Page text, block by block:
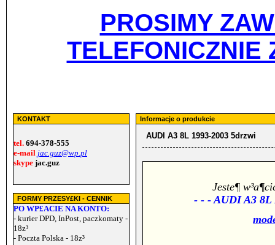
PROSIMY
TELEFONICZNIE
KONTAKT
tel. 694-378-555
e-mail jac.guz@wp.pl
skype jac.guz
FORMY PRZESY£KI - CENNIK
PO WP£ACIE NA KONTO:
- kurier DPD, InPost, paczkomaty -
18z³
- Poczta Polska - 18z³
Informacje o produkcie
AUDI A3 8L 1993-2003 5drzwi
Jeste¶
- - - AUDI A3 8L